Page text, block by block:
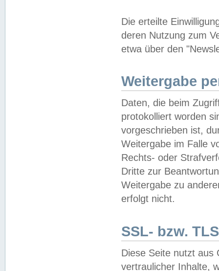
Die erteilte
deren Nutzung zum
etwa über den
Weitergabe
Daten, die beim
protokolliert worden
vorgeschrieben ist,
Weitergabe im Falle
Rechts- oder
Dritte zur
Weitergabe zu
erfolgt nicht.
SSL- bzw.
Diese Seite nutzt aus
vertraulicher Inhalte,